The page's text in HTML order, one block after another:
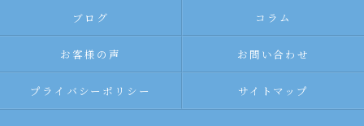
ブログ コラム
お客様の声 お問い合わせ
プライバシーポリシー サイトマップ